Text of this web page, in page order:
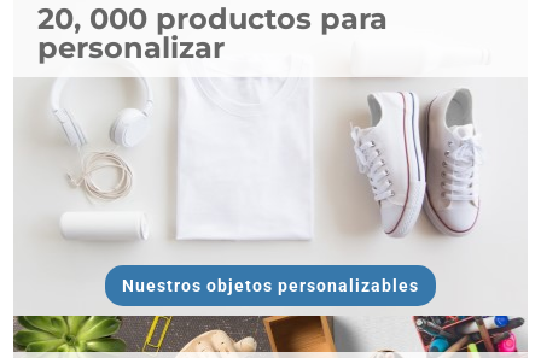
20, 000 productos para
personalizar
Nuestros objetos personalizables